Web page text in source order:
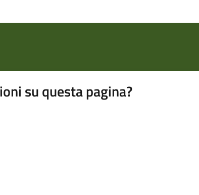
su questa pagina?